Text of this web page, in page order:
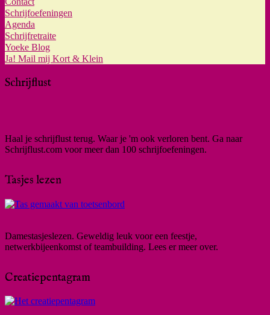
Schrijfoefeningen
Agenda
Schrijfretraite
Yoeke Blog
Ja! Mail mij Kort & Klein
Schrijflust
Haal je schrijflust terug. Waar je 'm ook verloren bent. Ga naar
Schrijflust.com voor meer dan 100 schrijfoefeningen.
Tasjes lezen
Damestasjeslezen. Geweldig leuk voor een feestje,
netwerkbijeenkomst of teambuilding. Lees er meer over.
Creatiepentagram